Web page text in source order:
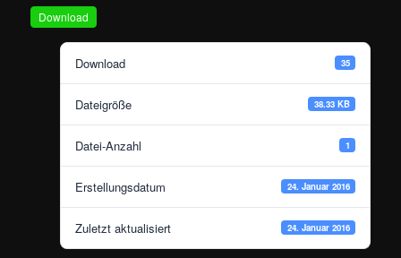
Download
Download 35
Dateigröße 38.33 KB
Datei-Anzahl 1
Erstellungsdatum 24. Januar 2016
Zuletzt aktualisiert 24. Januar 2016